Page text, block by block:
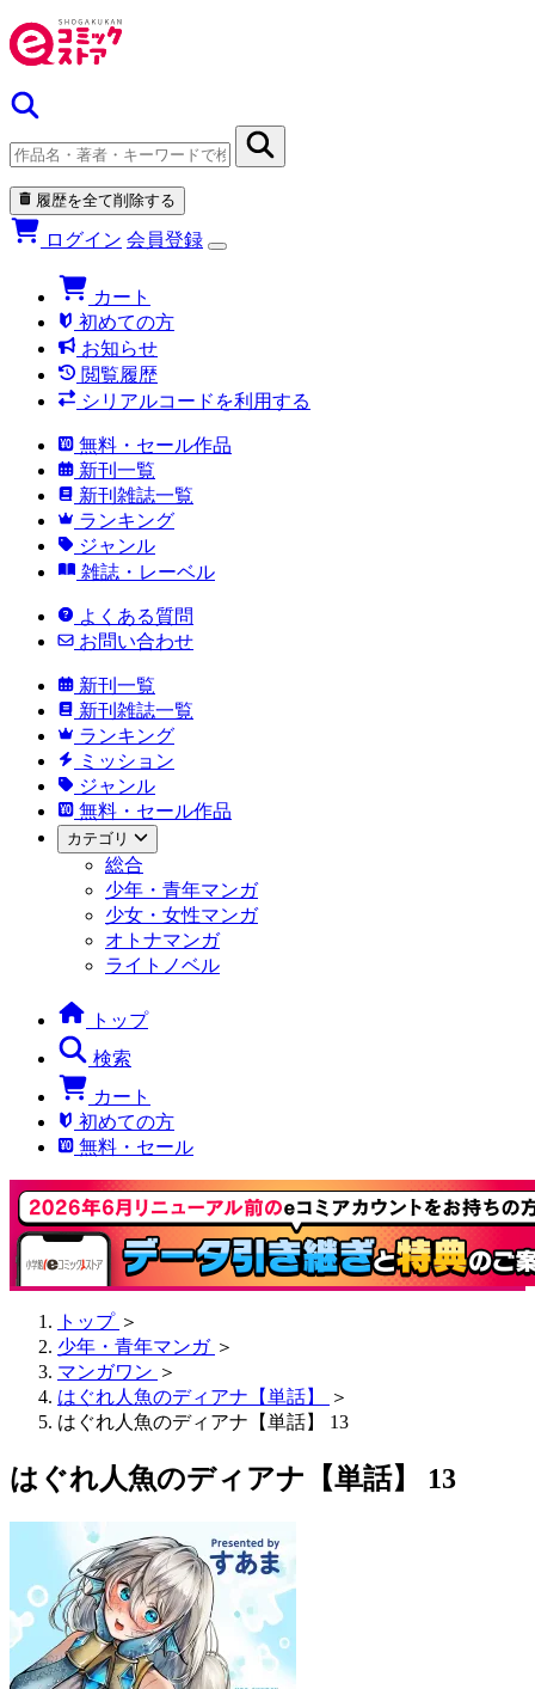
履歴を全て削除する
ログイン 会員登録
カート
初めての方
お知らせ
閲覧履歴
シリアルコードを利用する
無料・セール作品
新刊一覧
新刊雑誌一覧
ランキング
ジャンル
雑誌・レーベル
よくある質問
お問い合わせ
新刊一覧
新刊雑誌一覧
ランキング
ミッション
ジャンル
無料・セール作品
カテゴリ
総合
少年・青年マンガ
少女・女性マンガ
オトナマンガ
ライトノベル
トップ
検索
カート
初めての方
無料・セール
トップ ＞
少年・青年マンガ ＞
マンガワン ＞
はぐれ人魚のディアナ【単話】
＞
はぐれ人魚のディアナ【単話】 13
はぐれ人魚のディアナ【単話】 13